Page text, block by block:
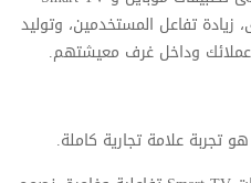
تفاعل المستخدمين، وتوليد
عملائك وداخل غرف معيشتهم.
تجربة علامة تجارية كاملة.